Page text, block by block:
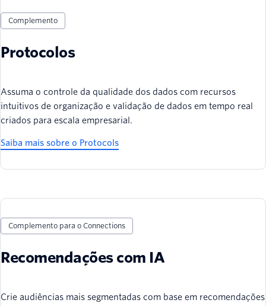
Complemento
Protocolos
Assuma o controle da qualidade dos dados com recursos
intuitivos de organização e validação de dados em tempo real
criados para escala empresarial.
Saiba mais sobre o Protocols
Complemento para o Connections
Recomendações com IA
Crie audiências mais segmentadas com base em recomendações